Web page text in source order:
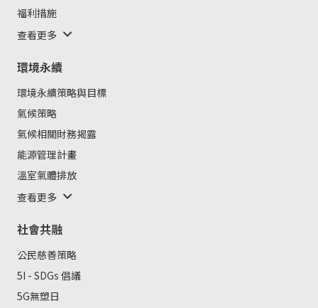
福利措施
查看更多
環境永續
環境永續策略與目標
氣候策略
氣候相關財務揭露
能源管理計畫
溫室氣體排放
查看更多
社會共融
公民慈善策略
5I - SDGs 倡議
5G無塑日